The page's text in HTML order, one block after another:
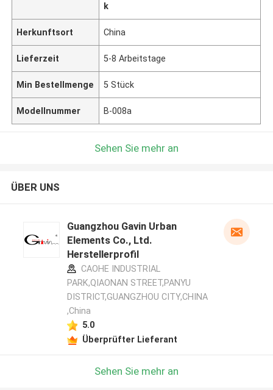
k
Herkunftsort China
Lieferzeit 5-8 Arbeitstage
Min Bestellmenge 5 Stück
Modellnummer B-008a
Sehen Sie mehr an
ÜBER UNS
Guangzhou Gavin Urban
Elements Co., Ltd.
Herstellerprofil
CAOHE INDUSTRIAL
PARK,QIAONAN STREET,PANYU
DISTRICT,GUANGZHOU CITY,CHINA
,China
5.0
Überprüfter Lieferant
Sehen Sie mehr an